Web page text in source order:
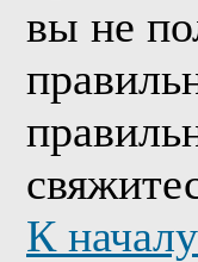
вы не
К